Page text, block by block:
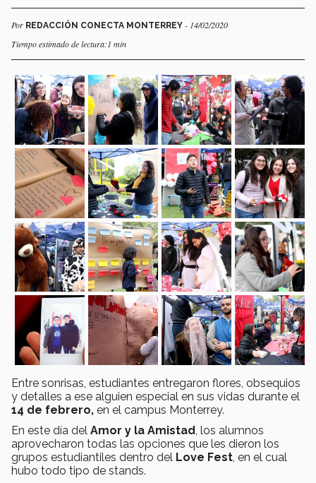
Por REDACCIÓN CONECTA MONTERREY - 14/02/2020
Tiempo estimado de lectura:1 min
Entre sonrisas, estudiantes entregaron flores, obsequios
y detalles a ese alguien especial en sus vidas durante el
14 de febrero, en el campus Monterrey.
En este día del Amor y la Amistad , los alumnos
aprovecharon todas las opciones que les dieron los
grupos estudiantiles dentro del Love Fest , en el cual
hubo todo tipo de stands.